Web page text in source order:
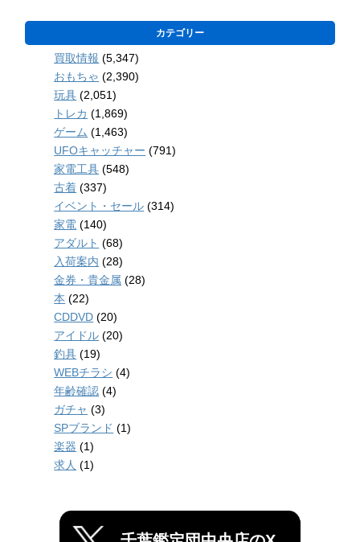
カテゴリー
買取情報 (5,347)
おもちゃ (2,390)
玩具 (2,051)
トレカ (1,869)
ゲーム (1,463)
UFOキャッチャー (791)
家電工具 (548)
古着 (337)
イベント・セール (314)
家電 (140)
アダルト (68)
入荷案内 (28)
金券・貴金属 (28)
本 (22)
CDDVD (20)
アイドル (20)
釣具 (19)
WEBチラシ (4)
年齢確認 (4)
ガチャ (3)
SPブランド (1)
楽器 (1)
求人 (1)